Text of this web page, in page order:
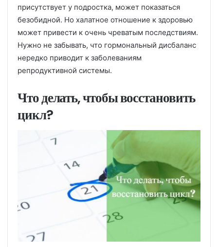
присутствует у подростка, может показаться
безобидной. Но халатное отношение к здоровью
может привести к очень чреватым последствиям.
Нужно не забывать, что гормональный дисбаланс
нередко приводит к заболеваниям
репродуктивной системы.
Что делать, чтобы восстановить
цикл?